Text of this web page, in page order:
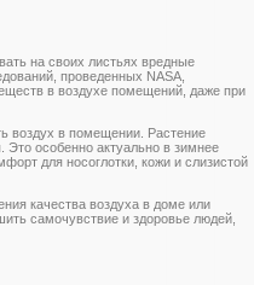
на своих листьях вредные
проведенных NASA,
в воздухе помещений, даже при
воздух в помещении. Растение
Это особенно актуально в зимнее
для носоглотки, кожи и слизистой
качества воздуха в доме или
самочувствие и здоровье людей,